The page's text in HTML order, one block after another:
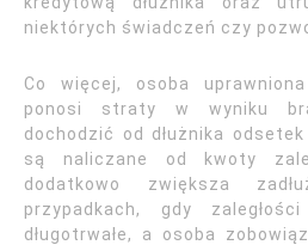
niektórych świadczeń czy
Co więcej, osoba
ponosi straty w wyniku
dochodzić od dłużnika
są naliczane od kwoty
dodatkowo zwiększa
przypadkach, gdy
długotrwałe, a osoba